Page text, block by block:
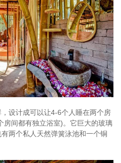
设计成可以让4-6个人睡在两个房
房间都有独立浴室)。它巨大的玻璃
两个私人天然弹簧泳池和一个铜